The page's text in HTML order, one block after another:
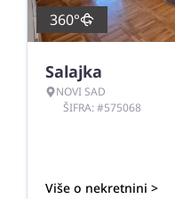
360°
Salajka
NOVI SAD
ŠIFRA: #575068
Više o nekretnini >